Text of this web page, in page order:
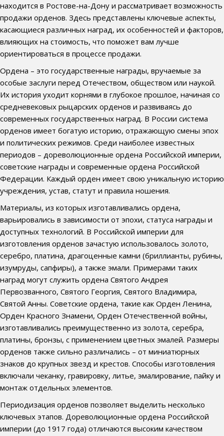
находится в Ростове-на-Дону и рассматривает возможность
продажи орденов. Здесь представлены ключевые аспекты,
касающиеся различных наград, их особенностей и факторов,
влияющих на стоимость, что поможет вам лучше
ориентироваться в процессе продажи.
Ордена – это государственные награды, вручаемые за
особые заслуги перед Отечеством, обществом или наукой.
Их история уходит корнями в глубокое прошлое, начиная со
средневековых рыцарских орденов и развиваясь до
современных государственных наград. В России система
орденов имеет богатую историю, отражающую смены эпох
и политических режимов. Среди наиболее известных
периодов – дореволюционные ордена Российской империи,
советские награды и современные ордена Российской
Федерации. Каждый орден имеет свою уникальную историю
учреждения, устав, статут и правила ношения.
Материалы, из которых изготавливались ордена,
варьировались в зависимости от эпохи, статуса награды и
доступных технологий. В Российской империи для
изготовления орденов зачастую использовалось золото,
серебро, платина, драгоценные камни (бриллианты, рубины,
изумруды, сапфиры), а также эмали. Примерами таких
наград могут служить ордена Святого Андрея
Первозванного, Святого Георгия, Святого Владимира,
Святой Анны. Советские ордена, такие как Орден Ленина,
Орден Красного Знамени, Орден Отечественной войны,
изготавливались преимущественно из золота, серебра,
платины, бронзы, с применением цветных эмалей. Размеры
орденов также сильно различались – от миниатюрных
знаков до крупных звезд и крестов. Способы изготовления
включали чеканку, гравировку, литье, эмалирование, пайку и
монтаж отдельных элементов.
Периодизация орденов позволяет выделить несколько
ключевых этапов. Дореволюционные ордена Российской
империи (до 1917 года) отличаются высоким качеством